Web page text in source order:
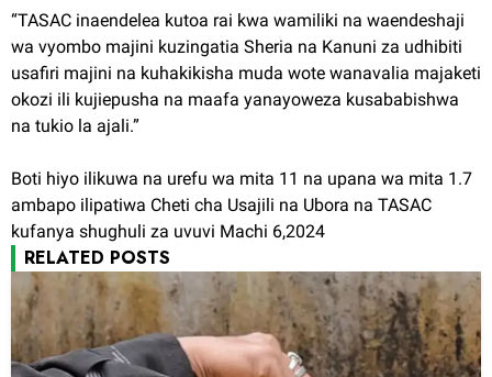
“TASAC inaendelea kutoa rai kwa wamiliki na waendeshaji
wa vyombo majini kuzingatia Sheria na Kanuni za udhibiti
usafiri majini na kuhakikisha muda wote wanavalia majaketi
okozi ili kujiepusha na maafa yanayoweza kusababishwa
na tukio la ajali.”
Boti hiyo ilikuwa na urefu wa mita 11 na upana wa mita 1.7
ambapo ilipatiwa Cheti cha Usajili na Ubora na TASAC
kufanya shughuli za uvuvi Machi 6,2024
RELATED POSTS